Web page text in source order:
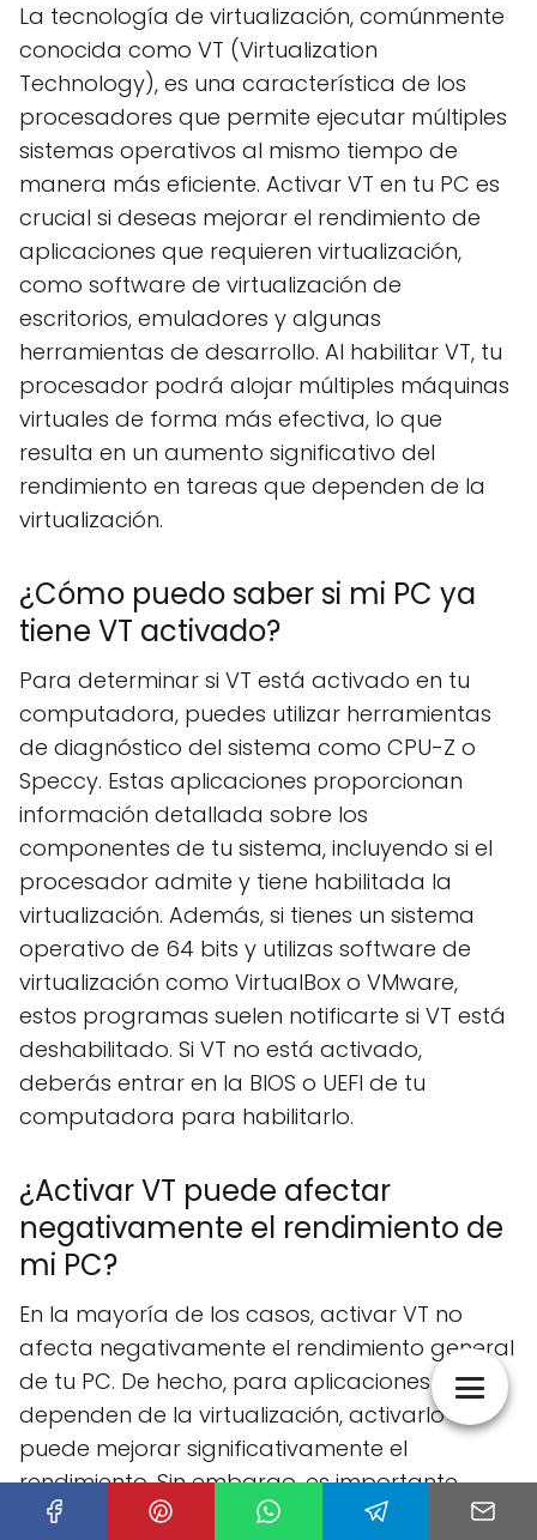
La tecnología de virtualización, comúnmente
conocida como VT (Virtualization
Technology), es una característica de los
procesadores que permite ejecutar múltiples
sistemas operativos al mismo tiempo de
manera más eficiente. Activar VT en tu PC es
crucial si deseas mejorar el rendimiento de
aplicaciones que requieren virtualización,
como software de virtualización de
escritorios, emuladores y algunas
herramientas de desarrollo. Al habilitar VT, tu
procesador podrá alojar múltiples máquinas
virtuales de forma más efectiva, lo que
resulta en un aumento significativo del
rendimiento en tareas que dependen de la
virtualización.
¿Cómo puedo saber si mi PC ya
tiene VT activado?
Para determinar si VT está activado en tu
computadora, puedes utilizar herramientas
de diagnóstico del sistema como CPU-Z o
Speccy. Estas aplicaciones proporcionan
información detallada sobre los
componentes de tu sistema, incluyendo si el
procesador admite y tiene habilitada la
virtualización. Además, si tienes un sistema
operativo de 64 bits y utilizas software de
virtualización como VirtualBox o VMware,
estos programas suelen notificarte si VT está
deshabilitado. Si VT no está activado,
deberás entrar en la BIOS o UEFI de tu
computadora para habilitarlo.
¿Activar VT puede afectar
negativamente el rendimiento de
mi PC?
En la mayoría de los casos, activar VT no
afecta negativamente el rendimiento general
de tu PC. De hecho, para aplicaciones que
dependen de la virtualización, activarlo
puede mejorar significativamente el
rendimiento. Sin embargo, es importante
tener en cuenta que VT se utiliza